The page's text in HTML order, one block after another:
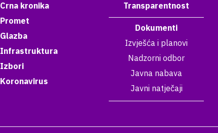
Crna kronika
Promet
Glazba
Infrastruktura
Izbori
Koronavirus
Transparentnost
Dokumenti
Izvješća i planovi
Nadzorni odbor
Javna nabava
Javni natječaji